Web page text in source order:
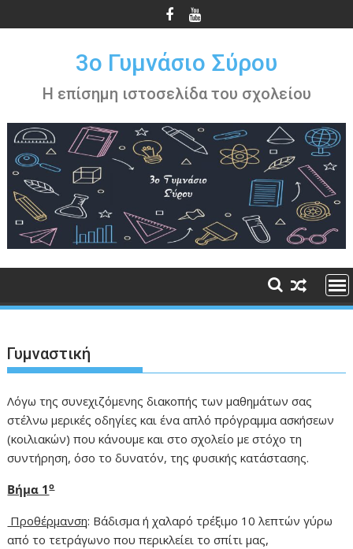
στο
3ο Γυμνάσιο Σύρου
Η επίσημη ιστοσελίδα του σχολείου
Γυμναστική
Λόγω της συνεχιζόμενης διακοπής των μαθημάτων σας
στέλνω μερικές οδηγίες και ένα απλό πρόγραμμα ασκήσεων
(κοιλιακών) που κάνουμε και στο σχολείο με στόχο τη
συντήρηση, όσο το δυνατόν, της φυσικής κατάστασης.
Βήμα 1ο
Προθέρμανση: Βάδισμα ή χαλαρό τρέξιμο 10 λεπτών γύρω
από το τετράγωνο που περικλείει το σπίτι μας,